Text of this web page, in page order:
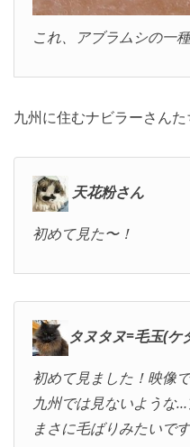
これ、アブラムシの一
九州に住むナビラーさん
天花粉さん
初めて見た〜！
タヌタヌ=毛玉(ケ
初めて見ました！映像
九州では見ないような
まさに毛ばりみたいです